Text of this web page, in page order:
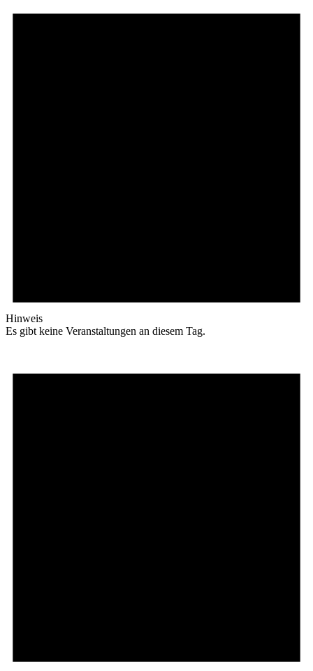
Hinweis
Es gibt keine Veranstaltungen an diesem Tag.